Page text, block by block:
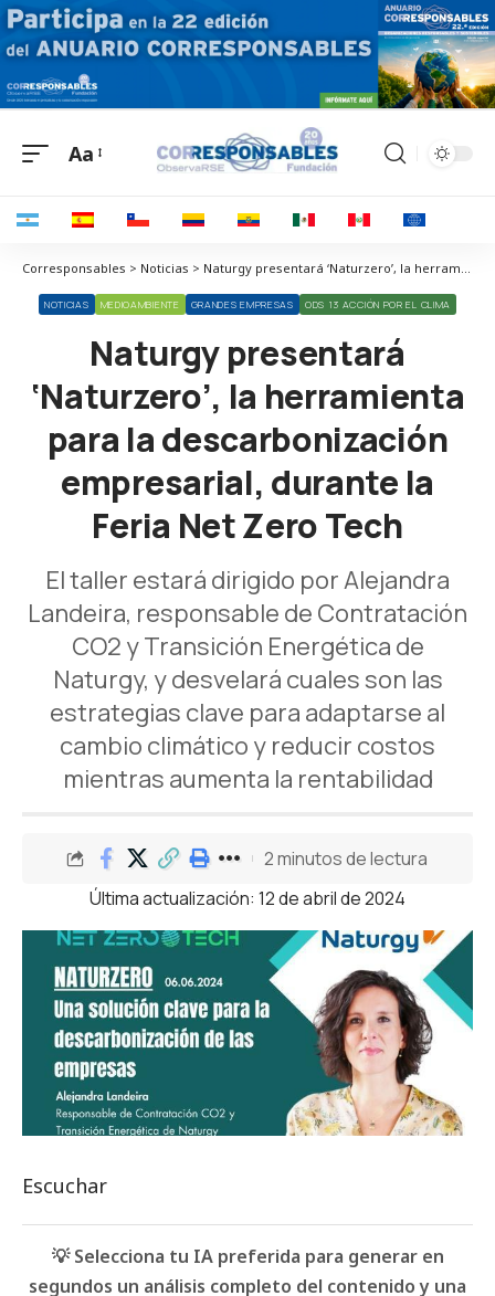
Aa
Corresponsables > Noticias > Naturgy presentará ‘Naturzero’, la herramienta para la descarbonización empresarial, durante la Feria Net Zero Tech
NOTICIAS MEDIOAMBIENTE GRANDES EMPRESAS ODS 13 ACCIÓN POR EL CLIMA
Naturgy presentará
‘Naturzero’, la herramienta
para la descarbonización
empresarial, durante la
Feria Net Zero Tech
El taller estará dirigido por Alejandra
Landeira, responsable de Contratación
CO2 y Transición Energética de
Naturgy, y desvelará cuales son las
estrategias clave para adaptarse al
cambio climático y reducir costos
mientras aumenta la rentabilidad
Última actualización: 12 de abril de 2024
2 minutos de lectura
Escuchar
💡 Selecciona tu IA preferida para generar en
segundos un análisis completo del contenido y una